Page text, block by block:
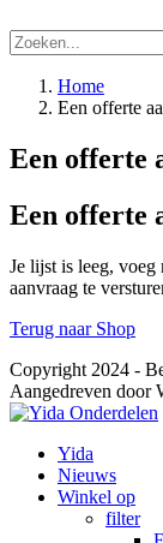
Home
Een offerte
Een offerte
Een offerte
Je lijst is leeg, voeg
aanvraag te
Terug naar Shop
Copyright 2024 -
Aangedreven door
Yida
Nieuws
Winkel op
filter